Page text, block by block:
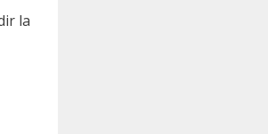
la